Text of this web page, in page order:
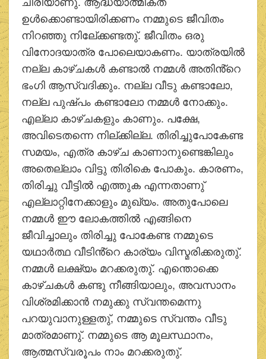
ഉള്‍ക്കൊണ്ടായിരിക്കണം നമ്മുടെ ജീവിതം
നിറഞ്ഞു നിലേ്ക്കണ്ടതു്. ജീവിതം ഒരു
വിനോദയാത്ര പോലെയാകണം. യാത്രയില്‍
നല്ല കാഴ്ചകള്‍ കണ്ടാല്‍ നമ്മള്‍ അതിൻ്റെ
ഭംഗി ആസ്വദിക്കും. നല്ല വീടു കണ്ടാലോ,
നല്ല പുഷ്പം കണ്ടാലോ നമ്മള്‍ നോക്കും.
എല്ലാ കാഴ്ചകളും കാണും. പക്ഷേ,
അവിടെതന്നെ നില്ക്കില്ല. തിരിച്ചുപോകേണ്ട
സമയം, എത്ര കാഴ്ച കാണാനുണ്ടെങ്കിലും
അതെല്ലാം വിട്ടു തിരികെ പോകും. കാരണം,
തിരിച്ചു വീട്ടില്‍ എത്തുക എന്നതാണു്
എല്ലാറ്റിനേക്കാളും മുഖ്യം. അതുപോലെ
നമ്മള്‍ ഈ ലോകത്തില്‍ എങ്ങിനെ
ജീവിച്ചാലും തിരിച്ചു പോകേണ്ട നമ്മുടെ
യഥാര്‍ത്ഥ വീടിൻ്റെ കാര്യം വിസ്മരിക്കരുതു്.
നമ്മള്‍ ലക്ഷ്യം മറക്കരുതു്. എന്തൊക്കെ
കാഴ്ചകള്‍ കണ്ടു നീങ്ങിയാലും, അവസാനം
വിശ്രമിക്കാന്‍ നമുക്കു സ്വന്തമെന്നു
പറയുവാനുള്ളതു്, നമ്മുടെ സ്വന്തം വീടു
മാത്രമാണു്. നമ്മുടെ ആ മൂലസ്ഥാനം,
ആത്മസ്വരൂപം നാം മറക്കരുതു്.